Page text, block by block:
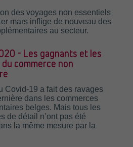
des voyages non essentiels
mars inflige de nouveau des
au secteur.
- Les gagnants et les
commerce non
Covid-19 a fait des ravages
dans les commerces
belges. Mais tous les
de détail n’ont pas été
la même mesure par la